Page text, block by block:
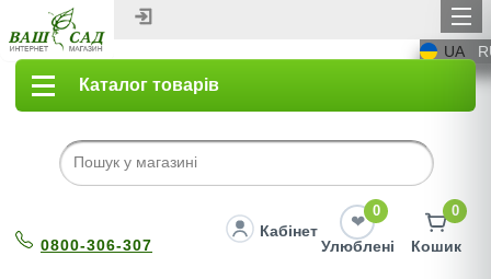
UA
Каталог товарів
0800-306-307
Кабінет
0
Улюблені
0
Кошик